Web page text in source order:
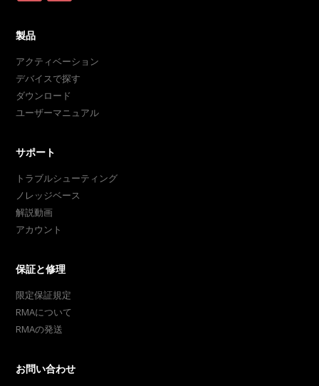
製品
アクティベーション
デバイスで探す
ダウンロード
ユーザーマニュアル
サポート
トラブルシューティング
ノレッジベース
解説動画
アカウント
保証と修理
限定保証規定
RMAについて
RMAの発送
お問い合わせ